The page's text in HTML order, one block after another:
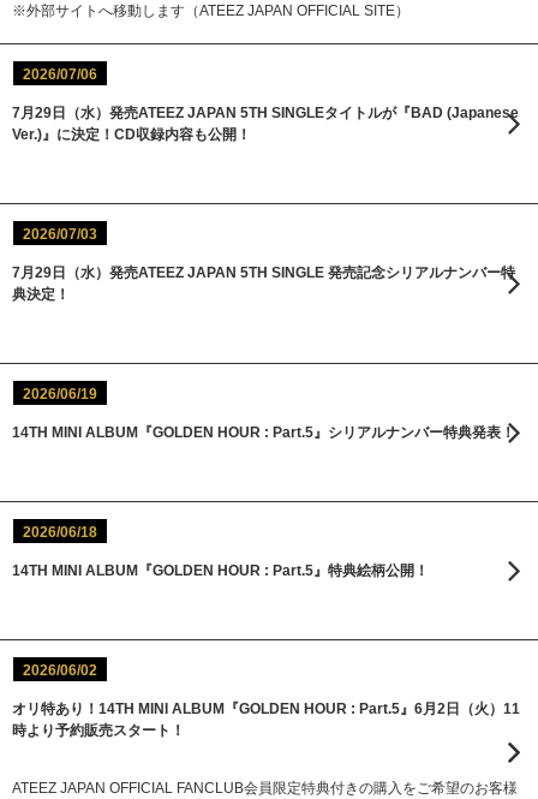
※外部サイトへ移動します（ATEEZ JAPAN OFFICIAL SITE）
2026/07/06
7月29日（水）発売ATEEZ JAPAN 5TH SINGLEタイトルが『BAD (Japanese
Ver.)』に決定！CD収録内容も公開！
2026/07/03
7月29日（水）発売ATEEZ JAPAN 5TH SINGLE 発売記念シリアルナンバー特
典決定！
2026/06/19
14TH MINI ALBUM『GOLDEN HOUR : Part.5』シリアルナンバー特典発表！
2026/06/18
14TH MINI ALBUM『GOLDEN HOUR : Part.5』特典絵柄公開！
2026/06/02
オリ特あり！14TH MINI ALBUM『GOLDEN HOUR : Part.5』6月2日（火）11
時より予約販売スタート！
ATEEZ JAPAN OFFICIAL FANCLUB会員限定特典付きの購入をご希望のお客様